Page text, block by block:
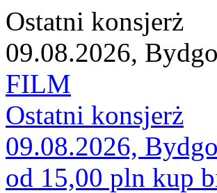
Ostatni konsjerż
09.08.2026,
FILM
Ostatni konsjerż
09.08.2026,
od 15,00 pln kup